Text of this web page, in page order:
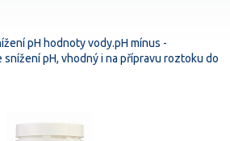
pH hodnoty vody.pH mínus -
pH, vhodný i na přípravu roztoku do